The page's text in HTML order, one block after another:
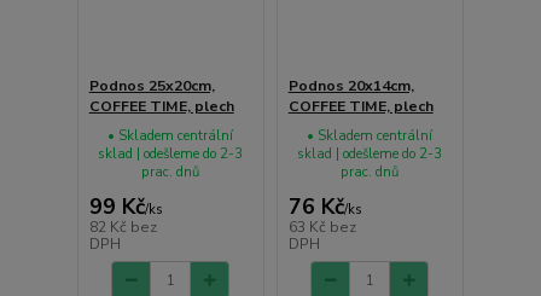
Podnos 25x20cm,
COFFEE TIME, plech
99 Kč/ks
82 Kč bez
DPH
• Skladem centrální
sklad | odešleme do 2-3
prac. dnů
Podnos 20x14cm,
COFFEE TIME, plech
76 Kč/ks
63 Kč bez
DPH
• Skladem centrální
sklad | odešleme do 2-3
prac. dnů